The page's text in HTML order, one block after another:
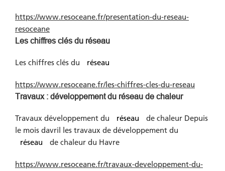
https://www.resoceane.fr/presentation-du-reseau-
resoceane
Les chiffres clés du réseau
Les chiffres clés du réseau
https://www.resoceane.fr/les-chiffres-cles-du-reseau
Travaux : développement du réseau de chaleur
Travaux développement du réseau
de chaleur Depuis
le mois davril les travaux de développement du
réseau
de chaleur du Havre
https://www.resoceane.fr/travaux-developpement-du-